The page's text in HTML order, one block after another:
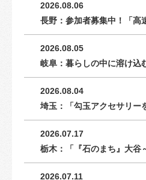
2026.08.06
長野：参加者募集中！「
2026.08.05
岐阜：暮らしの中に溶け
2026.08.04
埼玉：「勾玉アクセサリ
2026.07.17
栃木：「『石のまち』大
2026.07.11